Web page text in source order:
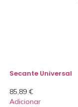
Secante Universal
85,89 €
Adicionar